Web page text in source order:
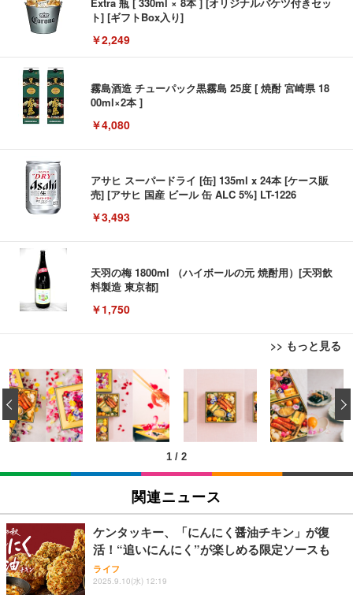
ト] [ギフトBox入り]
￥2,249
霧島酒造 チューパック黒霧島 25度 [ 焼酎 宮崎県 18
00ml×2本 ]
￥4,080
アサヒ スーパードライ [缶] 135ml x 24本 [ケース販
売] [アサヒ 国産 ビール 缶 ALC 5%] LT-1226
￥3,493
天羽の梅 1800ml （ハイボールの元 焼酎用）[天羽飲
料製造 東京都]
￥1,750
>> もっと見る
松阪牛 グルメ ハンバーグ 【誕生日ギフトセット】
誕生日プレゼント 高級 ハンバーグ 肉 ギフト 牛肉
食べ物 冷凍 高級 内祝 お返し 人気 お取り寄せ グル
メ 出産 男性 土産 女性 お父さん お母さん
￥4,000
松阪牛 グルメ ハンバーグ【オレンジ花束カード】
べ物 冷凍 高級 プレゼント 内祝 お返し 人気 お取り
寄せ グルメ
￥4,000
父の日ギフト 松阪牛 グルメ ハンバーグ【父の日短
冊 ブルー花束カード】父の日 食べ物 肉 父 お父さん
お取り寄せグルメ おつまみ ハンバーグギフト 冷凍
マイケル・ジャクソン Ｔｈｉｓ Ｉｓ Ｉｔ
Shall we ダンス？
1 / 2
‹
関連ニュース
ケンタッキー、「にんにく醤油チキン」が復
活！“追いにんにく”が楽しめる限定ソースも
ライフ
2025.9.10(水) 12:19